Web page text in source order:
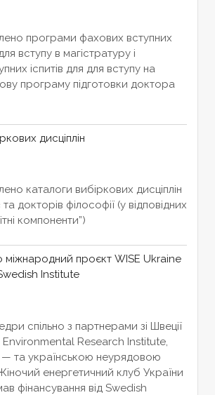
програми фахових вступних
вступу в магістратуру і
іспитів для для вступу на
програму підготовки доктора
дисціплін
каталоги вибіркових дисціплін
докторів філософії (у відповідних
компоненти”)
міжнародний проєкт WISE Ukraine
Institute
спільно з партнерами зі Швеції
Research Institute,
— та українською неурядовою
енергетичний клуб України
фінансування від Swedish